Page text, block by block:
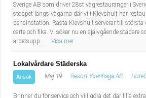
Sverige AB som driver 28st vägrestauranger i
stoppet längs vägarna där vi i Klevshult har
bensinstation. Rasta Klevshult serverar till största
carte och fika. Vi söker nu en självgående städare
arbetsupp...
Visa mer
Lokalvårdare Städerska
Ansök Maj 19 Resort Yxenhaga AB
Brinner du för service och vill göra det där lilla